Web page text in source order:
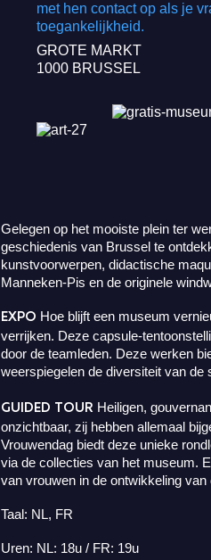
met hen contact op als je
toegankelijkheid.
GROTE MARKT
1000 BRUSSEL
Gelegen op het mooiste plein ter
geschiedenis van Brussel te
kunstvoorwerpen, didactische
Manneken-Pis en de originele
EXPO Hoe blijft een museum
verrijken. Deze capsule-
door de teamleden. Deze werken
weerspiegelen de diversiteit van de
GUIDED TOUR Heiligen,
onzichtbaar, zij hebben allemaal
Vrouwendag biedt deze unieke
via de collecties van het museum.
van vrouwen in de ontwikkeling van
Taal: NL, FR
Uren: NL: 18u / FR: 19u